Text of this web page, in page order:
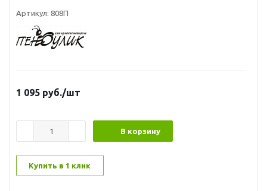
Артикул: 808П
1 095 руб./шт
В корзину
Купить в 1 клик